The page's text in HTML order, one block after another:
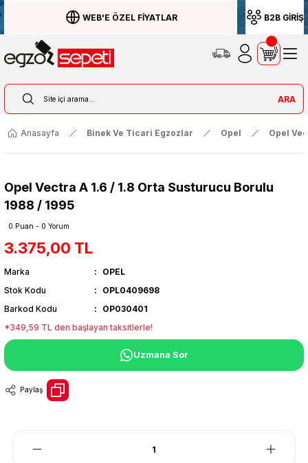
WEB'E ÖZEL FİYATLAR B2B GİRİŞ
ARA
Anasayfa Binek Ve Ticari Egzozlar Opel Opel
Opel Vectra A 1.6 / 1.8 Orta Susturucu Borulu
1988 / 1995
0 Puan - 0 Yorum
3.375,00 TL
Marka
OPEL
Stok Kodu
OPL0409698
Barkod Kodu
OP030401
*349,59 TL den başlayan taksitlerle!
Uzmana Sor
Paylaş